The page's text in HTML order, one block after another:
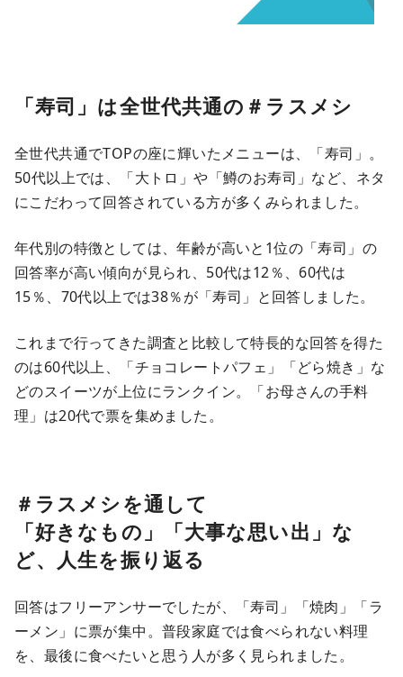
「寿司」は全世代共通の＃ラスメシ
全世代共通でTOPの座に輝いたメニューは、「寿司」。
50代以上では、「大トロ」や「鱒のお寿司」など、ネタ
にこだわって回答されている方が多くみられました。
年代別の特徴としては、年齢が高いと1位の「寿司」の
回答率が高い傾向が見られ、50代は12％、60代は
15％、70代以上では38％が「寿司」と回答しました。
これまで行ってきた調査と比較して特長的な回答を得た
のは60代以上、「チョコレートパフェ」「どら焼き」な
どのスイーツが上位にランクイン。「お母さんの手料
理」は20代で票を集めました。
＃ラスメシを通して
「好きなもの」「大事な思い出」な
ど、人生を振り返る
回答はフリーアンサーでしたが、「寿司」「焼肉」「ラ
ーメン」に票が集中。普段家庭では食べられない料理
を、最後に食べたいと思う人が多く見られました。